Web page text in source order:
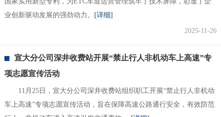
业创新驱动发展的强劲动力。
[详细]
2025-11-26
宣大分公司深井收费站开展“禁止行人非机动车上高速”专
项志愿宣传活动
11月25日，宣大分公司深井收费站组织职工开展“禁止行人非机动
车上高速”专项志愿宣传活动，旨在保障高速公路通行安全，有效防范